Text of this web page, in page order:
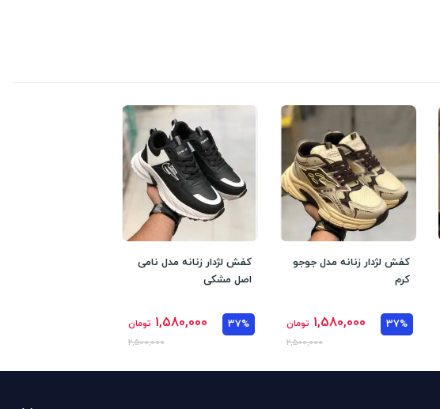
کفش لژدار زنانه مدل جوجو
کرم
37%
1,580,000 تومان
2,500,000
کفش لژدار زنانه مدل نامی
اصل مشکی
37%
1,580,000 تومان
2,500,000